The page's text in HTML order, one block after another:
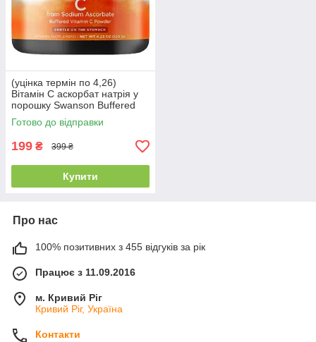
(уцінка термін по 4,26)
Вітамін С аскорбат натрія у
порошку Swanson Buffered
Vitamin C from Sodium
Ascorbate 120 г
Готово до відправки
199 ₴ 399 ₴
Купити
Про нас
100% позитивних з 455 відгуків за рік
Працює з 11.09.2016
м. Кривий Ріг
Кривий Ріг, Україна
Контакти